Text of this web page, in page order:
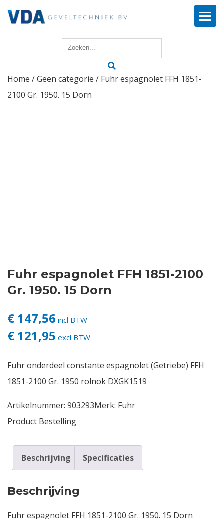
Reparatie
Login
Home /Geen categorie / Fuhr espagnolet FFH 1851-
2100 Gr. 1950. 15 Dorn
Fuhr espagnolet FFH 1851-2100
Gr. 1950. 15 Dorn
€ 147,56 incl BTW
€ 121,95 excl BTW
Fuhr onderdeel constante espagnolet (Getriebe) FFH
1851-2100 Gr. 1950 rolnok DXGK1519
Artikelnummer: 903293Merk: Fuhr
Product Bestelling
Beschrijving Specificaties
Beschrijving
Fuhr espagnolet FFH 1851-2100 Gr. 1950. 15 Dorn